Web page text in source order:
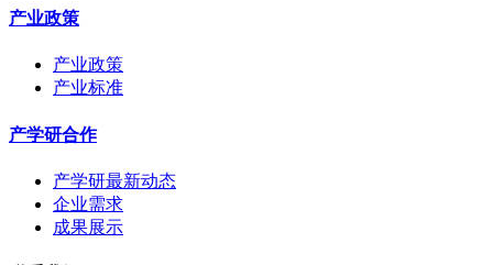
产业政策
产业政策
产业标准
产学研合作
产学研最新动态
企业需求
成果展示